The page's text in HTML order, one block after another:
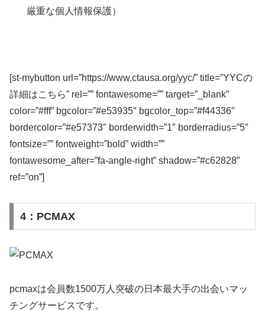
厳重な個人情報保護）
[st-mybutton url=”https://www.ctausa.org/yyc/” title=”YYCの
詳細はこちら” rel=”” fontawesome=”” target=”_blank”
color=”#fff” bgcolor=”#e53935″ bgcolor_top=”#f44336″
bordercolor=”#e57373″ borderwidth=”1″ borderradius=”5″
fontsize=”” fontweight=”bold” width=””
fontawesome_after=”fa-angle-right” shadow=”#c62828″
ref=”on”]
4：PCMAX
pcmaxは会員数1500万人突破の日本最大手の出会いマッ
チングサービスです。